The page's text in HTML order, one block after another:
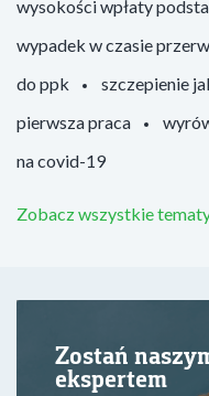
wysokości wpłaty
wypadek w czasie
do ppk
szczepienie
pierwsza praca
na covid-19
Zobacz wszystkie
Zostań
ekspertem